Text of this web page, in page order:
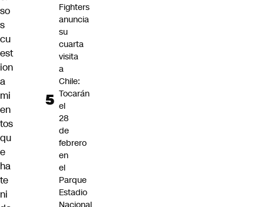
so
s
cu
est
ion
a
mi
en
tos
qu
e
ha
te
ni
Fighters
anuncia
su
cuarta
visita
a
Chile:
Tocarán
el
28
de
febrero
en
el
Parque
Estadio
Nacional